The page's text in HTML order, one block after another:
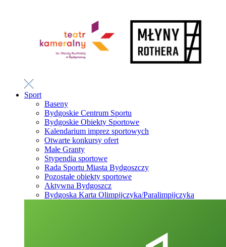
Sport
Baseny
Bydgoskie Centrum Sportu
Bydgoskie Obiekty Sportowe
Kalendarium imprez sportowych
Otwarte konkursy ofert
Małe Granty
Stypendia sportowe
Rada Sportu Miasta Bydgoszczy
Pozostałe obiekty sportowe
Aktywna Bydgoszcz
Bydgoska Karta Olimpijczyka/Paralimpijczyka